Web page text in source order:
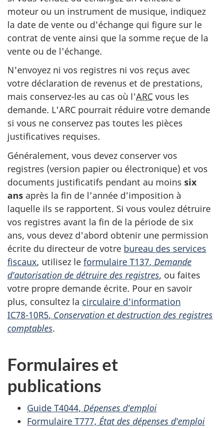
moteur ou un instrument de musique, indiquez
la date de vente ou d'échange qui figure sur le
contrat de vente ainsi que la somme reçue de la
vente ou de l'échange.
N'envoyez ni vos registres ni vos reçus avec
votre déclaration de revenus et de prestations,
mais conservez-les au cas où l'ARC vous les
demande. L'ARC pourrait réduire votre demande
si vous ne conservez pas toutes les pièces
justificatives requises.
Généralement, vous devez conserver vos
registres (version papier ou électronique) et vos
documents justificatifs pendant au moins six
ans après la fin de l'année d’imposition à
laquelle ils se rapportent. Si vous voulez détruire
vos registres avant la fin de la période de six
ans, vous devez d'abord obtenir une permission
écrite du directeur de votre bureau des services
fiscaux, utilisez le formulaire T137, Demande
d'autorisation de détruire des registres, ou faites
votre propre demande écrite. Pour en savoir
plus, consultez la circulaire d'information
IC78-10R5, Conservation et destruction des registres
comptables.
Formulaires et
publications
Guide T4044, Dépenses d'emploi
Formulaire T777, État des dépenses d'emploi